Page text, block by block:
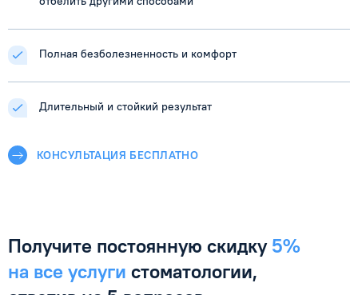
Полная безболезненность и комфорт
Длительный и стойкий результат
КОНСУЛЬТАЦИЯ БЕСПЛАТНО
Получите постоянную скидку 5%
на все услуги стоматологии,